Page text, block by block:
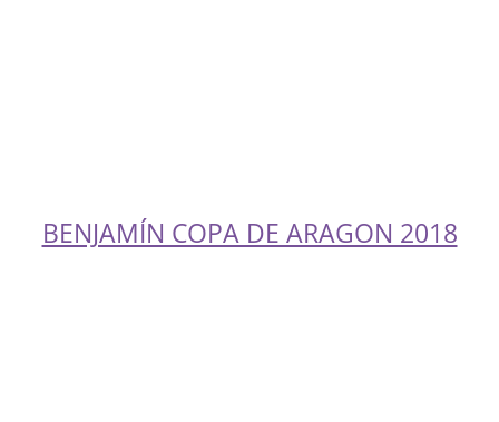
BENJAMÍN COPA DE ARAGON 2018